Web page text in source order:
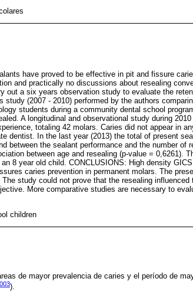
have proved to be effective in pit and fissure
and practically no discussions about resealing
a six years observation study to evaluate the
(2007 - 2010) performed by the authors
students during a community dental school
A longitudinal and observational study during 2010
totaling 42 molars. Caries did not appear in
dentist. In the last year (2013) the total of present
between the sealant performance and the number of
between age and resealing (p-value = 0,6261).
8 year old child. CONCLUSIONS: High density
caries prevention in permanent molars. The
study could not prove that the resealing influenced
More comparative studies are necessary to
children
de mayor prevalencia de caries y el período de
).